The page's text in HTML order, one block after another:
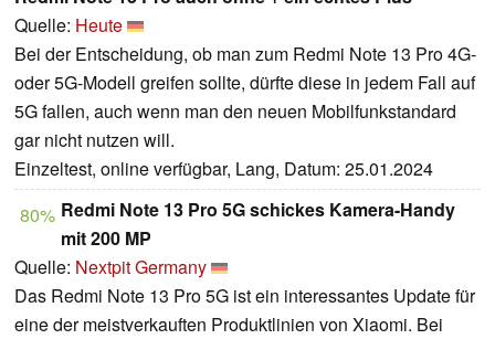
Quelle: Heute
Bei der Entscheidung, ob man zum Redmi Note 13 Pro 4G-
oder 5G-Modell greifen sollte, dürfte diese in jedem Fall auf
5G fallen, auch wenn man den neuen Mobilfunkstandard
gar nicht nutzen will.
Einzeltest, online verfügbar, Lang, Datum: 25.01.2024
80% Redmi Note 13 Pro 5G schickes Kamera-Handy
mit 200 MP
Quelle: Nextpit Germany
Das Redmi Note 13 Pro 5G ist ein interessantes Update für
eine der meistverkauften Produktlinien von Xiaomi. Bei